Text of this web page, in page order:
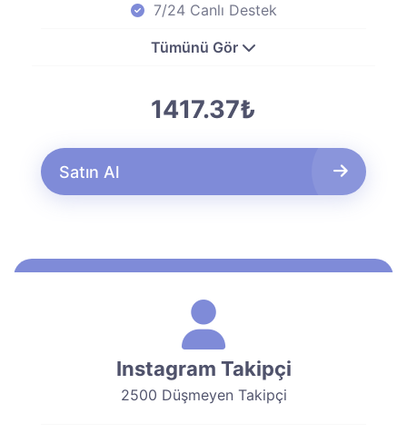
7/24 Canlı Destek
Tümünü Gör
1417.37₺
Satın Al
Instagram Takipçi
2500 Düşmeyen Takipçi